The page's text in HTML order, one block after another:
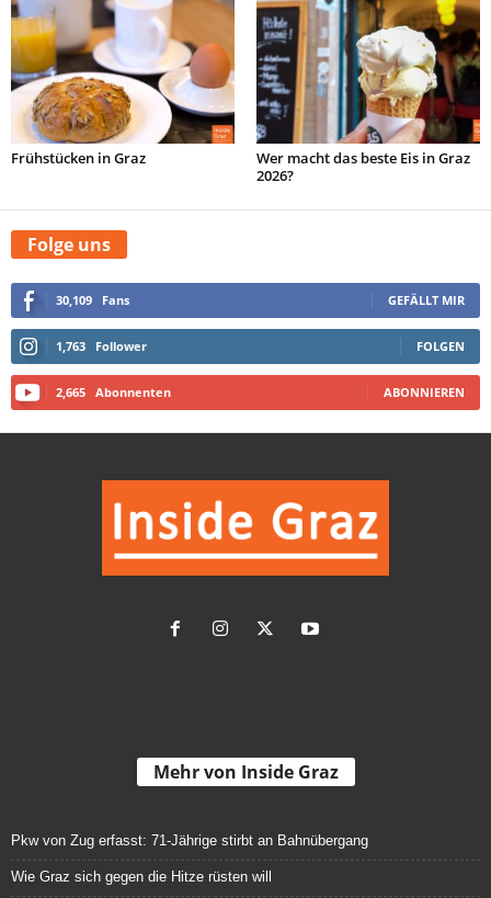
Frühstücken in Graz
Wer macht das beste Eis in Graz
2026?
Folge uns
30,109 Fans GEFÄLLT MIR
1,763 Follower FOLGEN
2,665 Abonnenten ABONNIEREN
Mehr von Inside Graz
Pkw von Zug erfasst: 71-Jährige stirbt an Bahnübergang
Wie Graz sich gegen die Hitze rüsten will